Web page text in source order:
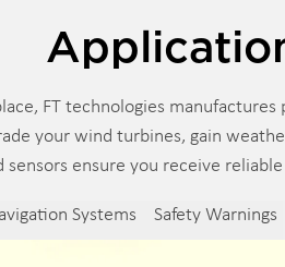
FT technologies
your wind turbines, gain
ensure you receive reliable
Systems Safety Warnings